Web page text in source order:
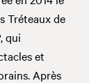
Tréteaux de
qui
et
Après